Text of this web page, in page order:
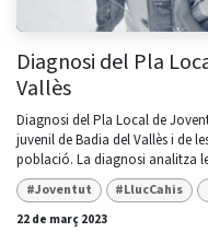
Diagnosi del Pla
Vallès
Diagnosi del Pla Local de
juvenil de Badia del Vallès i de
població. La diagnosi analitza
#Joventut #LlucCahis
22 de març 2023